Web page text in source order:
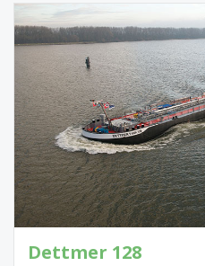
Dettmer 128